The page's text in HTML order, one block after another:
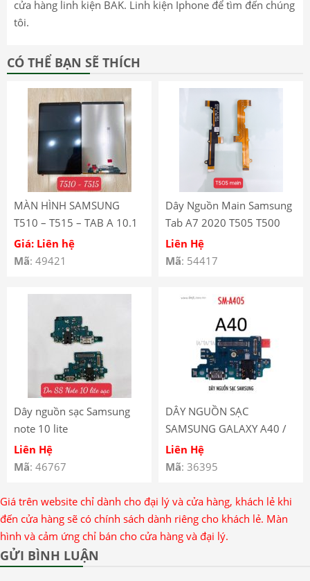
cửa hàng linh kiện BAK. Linh kiện Iphone để tìm đến chúng
tôi.
CÓ THỂ BẠN SẼ THÍCH
MÀN HÌNH SAMSUNG
T510 – T515 – TAB A 10.1
(2019)
Giá: Liên hệ
Mã: 49421
Dây Nguồn Main Samsung
Tab A7 2020 T505 T500
Liên Hệ
Mã: 54417
Dây nguồn sạc Samsung
note 10 lite
Liên Hệ
Mã: 46767
DÂY NGUỒN SẠC
SAMSUNG GALAXY A40 /
SM-A405
Liên Hệ
Mã: 36395
Giá trên website chỉ dành cho đại lý và cửa hàng, khách lẻ khi
đến cửa hàng sẽ có chính sách dành riêng cho khách lẻ. Màn
hình và cảm ứng chỉ bán cho cửa hàng và đại lý.
GỬI BÌNH LUẬN